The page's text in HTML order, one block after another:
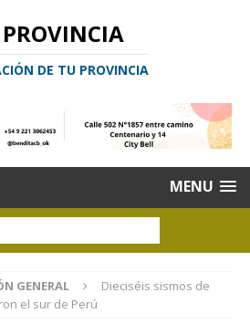
DE TU PROVINCIA
MENU
GENERAL
Dieciséis sismos de
el sur de Perú